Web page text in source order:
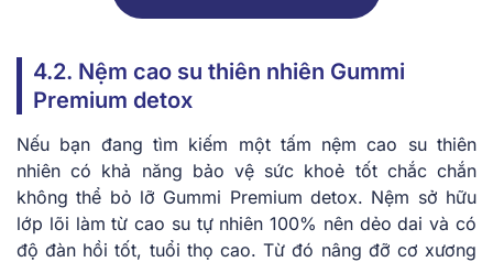
4.2. Nệm cao su thiên nhiên Gummi
Premium detox
Nếu bạn đang tìm kiếm một tấm nệm cao su thiên
nhiên có khả năng bảo vệ sức khoẻ tốt chắc chắn
không thể bỏ lỡ Gummi Premium detox. Nệm sở hữu
lớp lõi làm từ cao su tự nhiên 100% nên dẻo dai và có
độ đàn hồi tốt, tuổi thọ cao. Từ đó nâng đỡ cơ xương